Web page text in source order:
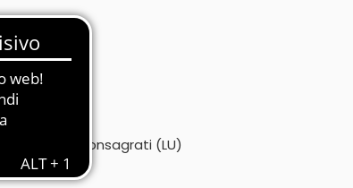
1 - 55060 Monsagrati (LU)